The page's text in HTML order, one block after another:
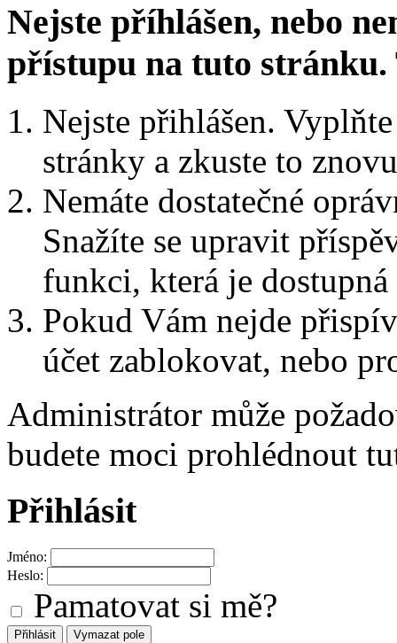
Nejste příhlášen, nebo
přístupu na tuto
Nejste přihlášen.
stránky a zkuste to
Nemáte dostatečné
Snažíte se upravit
funkci, která je
Pokud Vám nejde
účet zablokovat, nebo
Administrátor může
budete moci prohlédnout
Přihlásit
Jméno:
Heslo:
Pamatovat si mě?